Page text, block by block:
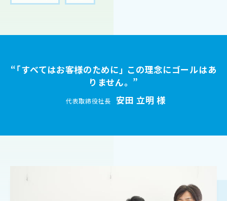
“「すべてはお客様のために」 この理念にゴールはあ
りません。”
代表取締役社長 安田 立明 様